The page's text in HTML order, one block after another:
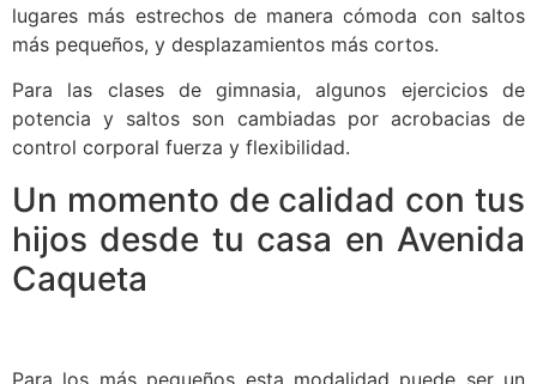
lugares más estrechos de manera cómoda con saltos
más pequeños, y desplazamientos más cortos.
Para las clases de gimnasia, algunos ejercicios de
potencia y saltos son cambiadas por acrobacias de
control corporal fuerza y flexibilidad.
Un momento de calidad con tus
hijos desde tu casa en Avenida
Caqueta
Para los más pequeños esta modalidad puede ser un